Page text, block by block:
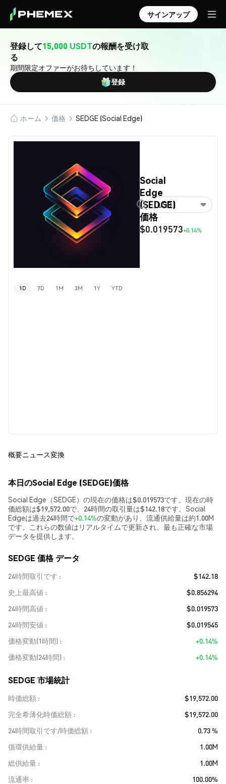
サインアップ
登録して15,000 USDTの報酬を受け取
る
期間限定オファーがお待ちしています！
登録
ホーム 価格 SEDGE (Social Edge)
Social
Edge
(SEDGE)
価格
$0.019573+0.14%
USD
1D 7D 1M 3M 1Y YTD
概要ニュース変換
本日のSocial Edge (SEDGE)価格
Social Edge（SEDGE）の現在の価格は$0.019573です。現在の時
価総額は$19,572.00で、24時間の取引量は$142.18です。Social
Edgeは過去24時間で+0.14%の変動があり、流通供給量は約1.00M
です。これらの数値はリアルタイムで更新され、最も正確な市場
データを提供します。
SEDGE 価格 データ
24時間取引です
$142.18
史上最高値
$0.856294
24時間高値
$0.019573
24時間安値
$0.019545
価格変動(1時間)
+0.14%
価格変動(24時間)
+0.14%
SEDGE 市場統計
時価総額
$19,572.00
完全希薄化時価総額
$19,572.00
24時間取引です/時価総額
0.73 %
循環供給量
1.00M
総供給量
1.00M
流通率
100.00%